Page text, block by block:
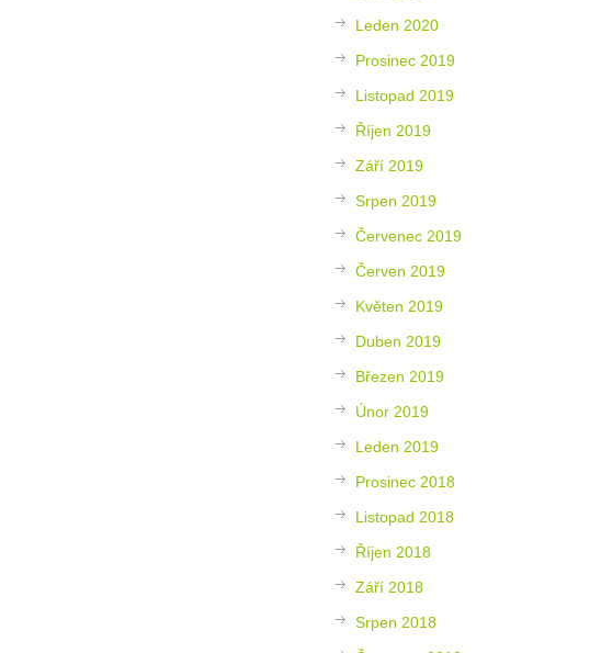
Leden 2020
Prosinec 2019
Listopad 2019
Říjen 2019
Září 2019
Srpen 2019
Červenec 2019
Červen 2019
Květen 2019
Duben 2019
Březen 2019
Únor 2019
Leden 2019
Prosinec 2018
Listopad 2018
Říjen 2018
Září 2018
Srpen 2018